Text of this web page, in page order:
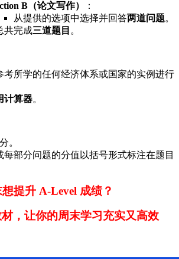
B（论文写作）
：
从提供的选项中选择并回答两道问题。
共完成三道题目 。
考所学的任何经济体系或国家的实例进行
计算器。
。
每部分问题的分值以括号形式标注在题目
提升 A-Level 成绩？
，让你的周末学习充实又高效